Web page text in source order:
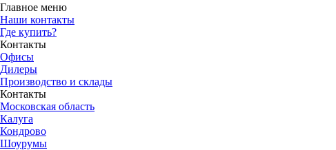
Главное меню
Наши контакты
Где купить?
Контакты
Офисы
Дилеры
Производство и склады
Контакты
Московская область
Калуга
Кондрово
Шоурумы